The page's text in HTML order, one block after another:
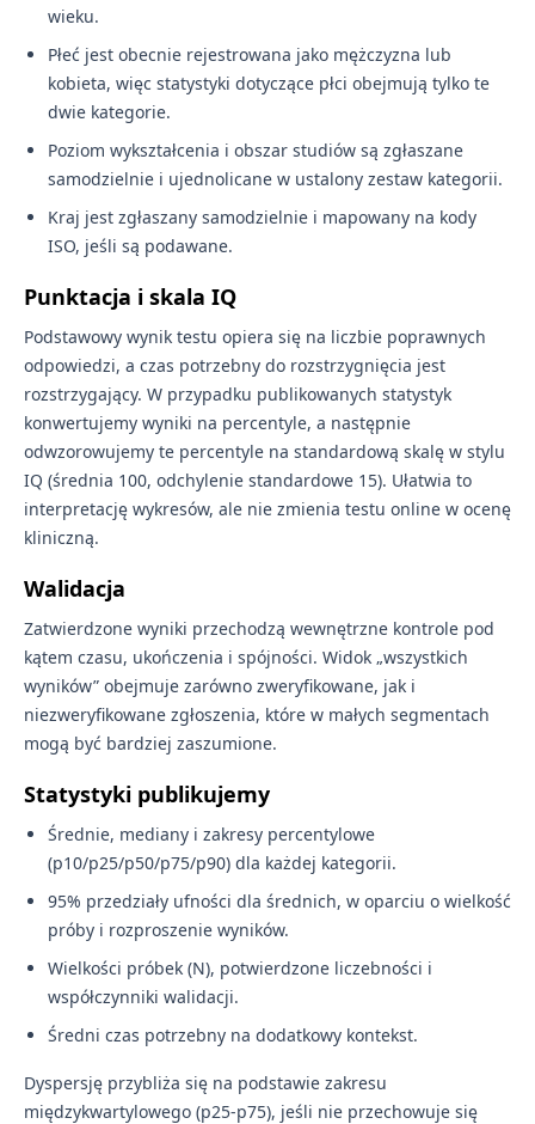
wieku.
Płeć jest obecnie rejestrowana jako mężczyzna lub
kobieta, więc statystyki dotyczące płci obejmują tylko te
dwie kategorie.
Poziom wykształcenia i obszar studiów są zgłaszane
samodzielnie i ujednolicane w ustalony zestaw kategorii.
Kraj jest zgłaszany samodzielnie i mapowany na kody
ISO, jeśli są podawane.
Punktacja i skala IQ
Podstawowy wynik testu opiera się na liczbie poprawnych
odpowiedzi, a czas potrzebny do rozstrzygnięcia jest
rozstrzygający. W przypadku publikowanych statystyk
konwertujemy wyniki na percentyle, a następnie
odwzorowujemy te percentyle na standardową skalę w stylu
IQ (średnia 100, odchylenie standardowe 15). Ułatwia to
interpretację wykresów, ale nie zmienia testu online w ocenę
kliniczną.
Walidacja
Zatwierdzone wyniki przechodzą wewnętrzne kontrole pod
kątem czasu, ukończenia i spójności. Widok „wszystkich
wyników” obejmuje zarówno zweryfikowane, jak i
niezweryfikowane zgłoszenia, które w małych segmentach
mogą być bardziej zaszumione.
Statystyki publikujemy
Średnie, mediany i zakresy percentylowe
(p10/p25/p50/p75/p90) dla każdej kategorii.
95% przedziały ufności dla średnich, w oparciu o wielkość
próby i rozproszenie wyników.
Wielkości próbek (N), potwierdzone liczebności i
współczynniki walidacji.
Średni czas potrzebny na dodatkowy kontekst.
Dyspersję przybliża się na podstawie zakresu
międzykwartylowego (p25-p75), jeśli nie przechowuje się